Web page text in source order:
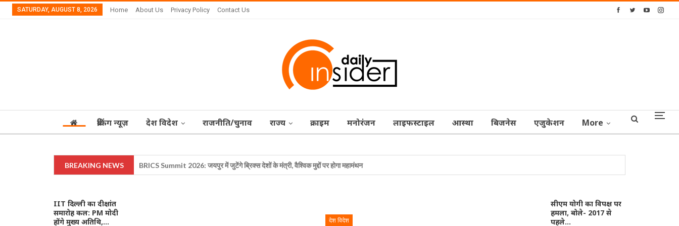
SATURDAY, AUGUST 8, 2026 Home About Us Privacy Policy Contact Us
ब्रेकिंग न्यूज़ देश विदेश राजनीति/चुनाव राज्‍य क्राइम मनोरंजन लाइफस्टाइल आस्‍था बिजनेस एजुकेशन More
BREAKING NEWS BRICS Summit 2026: जयपुर में जुटेंगे ब्रिक्स देशों के मंत्री, वैश्विक मुद्दों पर होगा महामंथन
IIT दिल्ली का दीक्षांत
समारोह कल: PM मोदी
होंगे मुख्य अतिथि,…
देश विदेश
देश विदेश
देश विदेश
देश विदेश
सीएम योगी का विपक्ष पर
हमला, बोले- 2017 से
पहले…